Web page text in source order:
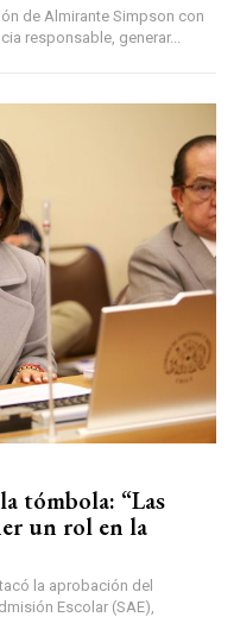
de Almirante Simpson con
responsable, generar...
tómbola: “Las
un rol en la
la aprobación del
Escolar (SAE),